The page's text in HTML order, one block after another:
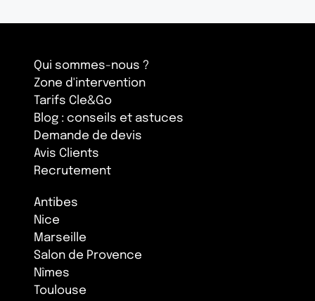
Qui sommes-nous ?
Zone d'intervention
Tarifs Cle&Go
Blog : conseils et astuces
Demande de devis
Avis Clients
Recrutement
Antibes
Nice
Marseille
Salon de Provence
Nîmes
Toulouse